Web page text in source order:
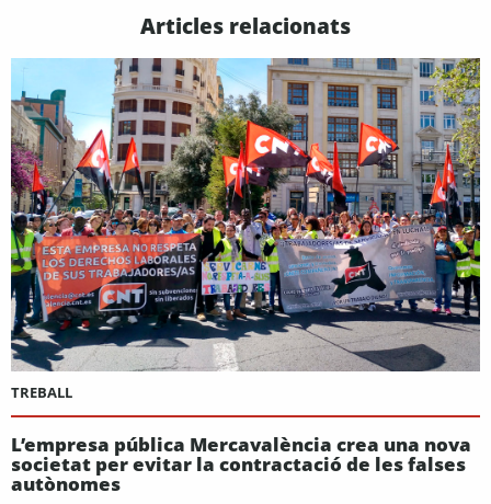
Articles relacionats
TREBALL
L’empresa pública Mercavalència crea una nova
societat per evitar la contractació de les falses
autònomes